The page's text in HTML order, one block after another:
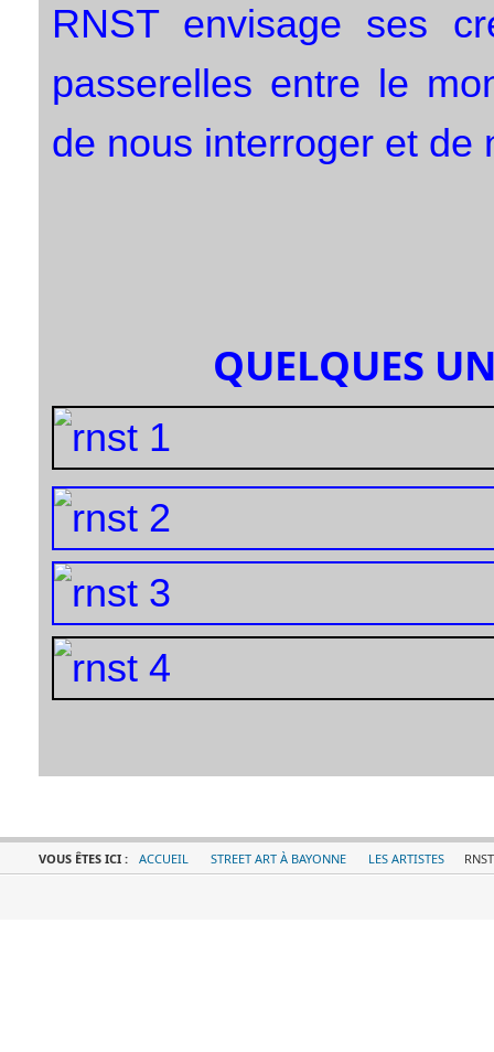
RNST envisage ses
passerelles entre le
de nous interroger et de
QUELQUES
VOUS ÊTES ICI : ACCUEIL STREET ART À BAYONNE LES ARTISTES RNST